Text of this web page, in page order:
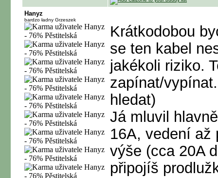
Hanyz
bardzo ładny Grzeszek
Krátkodobou
se ten kabel
jakékoli riziko.
zapínat/
hledat)
Já mluvil
16A, vedení až
výše (cca 20A
připojíš